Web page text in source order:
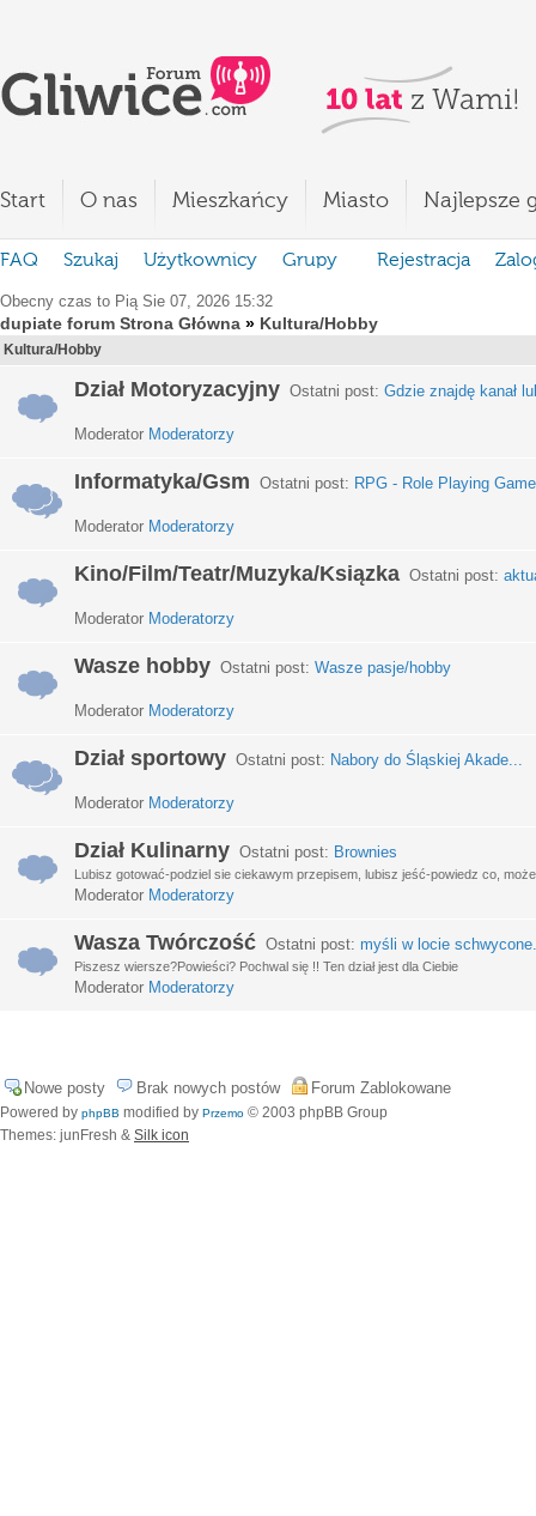
Start O nas Mieszkańcy Miasto Najlepsze
FAQ Szukaj Użytkownicy Grupy Rejestracja
Obecny czas to Pią Sie 07, 2026 15:32
dupiate forum Strona Główna » Kultura/Hobby
Kultura/Hobby
Dział Motoryzacyjny Ostatni post: Gdzie znajdę kanał
Moderator Moderatorzy
Informatyka/Gsm Ostatni post: RPG - Role Playing
Moderator Moderatorzy
Kino/Film/Teatr/Muzyka/Ksiązka Ostatni post:
Moderator Moderatorzy
Wasze hobby Ostatni post: Wasze pasje/hobby
Moderator Moderatorzy
Dział sportowy Ostatni post: Nabory do Śląskiej Akade...
Moderator Moderatorzy
Dział Kulinarny Ostatni post: Brownies
Lubisz gotować-podziel sie ciekawym przepisem, lubisz jeść-powiedz co,
Moderator Moderatorzy
Wasza Twórczość Ostatni post: myśli w locie
Piszesz wiersze?Powieści? Pochwal się !! Ten dział jest dla Ciebie
Moderator Moderatorzy
Nowe posty Brak nowych postów Forum Zablokowane
Powered by phpBB modified by Przemo © 2003 phpBB Group
Themes: junFresh & Silk icon